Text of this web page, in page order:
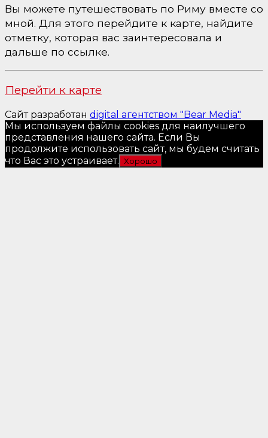
Вы можете путешествовать по Риму вместе со
мной. Для этого перейдите к карте, найдите
отметку, которая вас заинтересовала и
дальше по ссылке.
Перейти к карте
Сайт разработан digital агентством "Bear Media"
Мы используем файлы cookies для наилучшего
представления нашего сайта. Если Вы
продолжите использовать сайт, мы будем считать
что Вас это устраивает. Хорошо